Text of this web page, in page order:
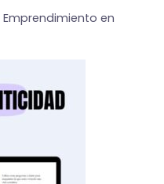
Emprendimiento en